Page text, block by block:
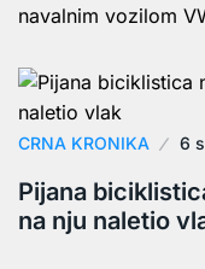
navalnim vozilom
CRNA KRONIKA 6
Pijana
na nju naletio